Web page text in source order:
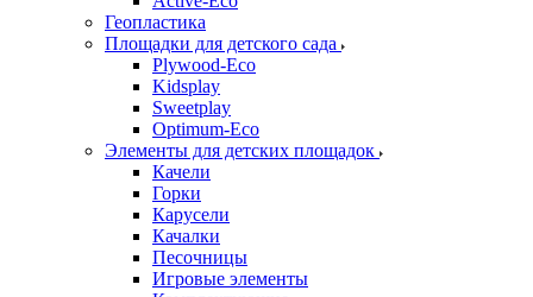
Геопластика
Площадки для детского сада
Plywood-Eco
Kidsplay
Sweetplay
Оptimum-Еco
Элементы для детских площадок
Качели
Горки
Карусели
Качалки
Песочницы
Игровые элементы